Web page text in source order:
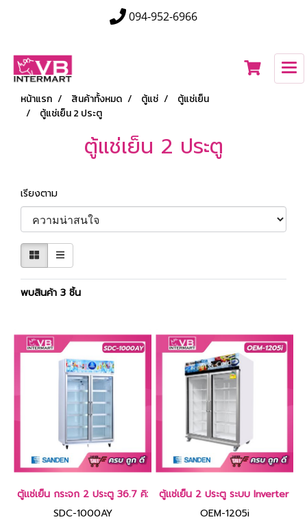
094-952-6966
หน้าแรก สินค้าทั้งหมด ตู้แช่
ตู้แช่เย็น
ตู้แช่เย็น 2 ประตู
ตู้แช่เย็น 2 ประตู
เรียงตาม
พบสินค้า 3 ชิ้น
ตู้แช่เย็น กระจก 2 ประตู 36.7 คิว [SDC-1000AY]
SDC-1000AY
ตู้แช่เย็น 2 ประตู ระบบ Inverter
OEM-1205i